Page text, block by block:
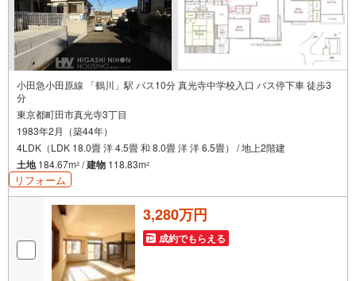
小田急小田原線 「鶴川」駅 バス10分 真光寺中学校入口 バス停下車 徒歩3
分
東京都町田市真光寺3丁目
1983年2月（築44年）
4LDK（LDK 18.0畳 洋 4.5畳 和 8.0畳 洋 洋 6.5畳） / 地上2階建
土地184.67m2 /建物 118.83m2
リフォーム
3,280万円
成約でもらえる